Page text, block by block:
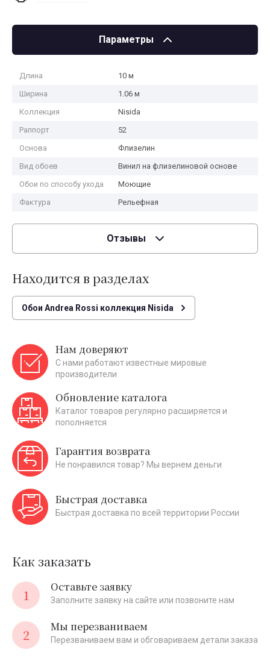
Параметры
Длина
10 м
Ширина
1.06 м
Коллекция
Nisida
Раппорт
52
Основа
Флизелин
Вид обоев
Винил на флизелиновой основе
Обои по способу ухода
Моющие
Фактура
Рельефная
Отзывы
Находится в разделах
Обои Andrea Rossi коллекция Nisida
Нам доверяют
С нами работают известные мировые
производители
Обновление каталога
Каталог товаров регулярно расширяется и
пополняется
Гарантия возврата
Не понравился товар? Мы вернем деньги
Быстрая доставка
Быстрая доставка по всей территории России
Как заказать
1
Оставьте заявку
Заполните заявку на сайте или позвоните нам
2 Мы перезваниваем
Перезваниваем вам и обговариваем детали заказа